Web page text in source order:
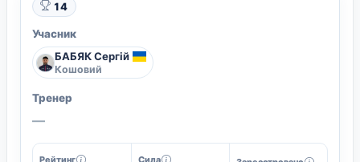
14
Учасник
БАБЯК Сергій
Кошовий
Тренер
—
Рейтинг Сила